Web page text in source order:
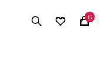
0
MI CUENTA